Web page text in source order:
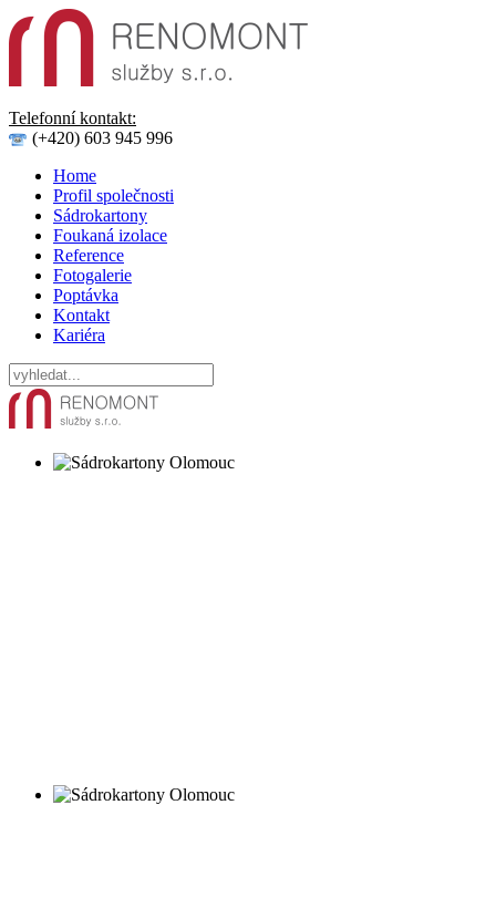
Telefonní kontakt:
(+420) 603 945 996
Home
Profil společnosti
Sádrokartony
Foukaná izolace
Reference
Fotogalerie
Poptávka
Kontakt
Kariéra